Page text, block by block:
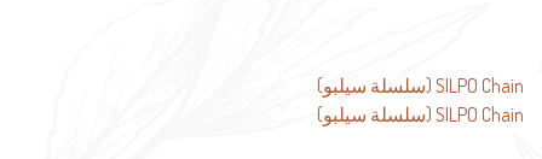
تصفّح
المقالات
SILPO Chain (سلسلة سيلبو)
SILPO Chain (سلسلة سيلبو)